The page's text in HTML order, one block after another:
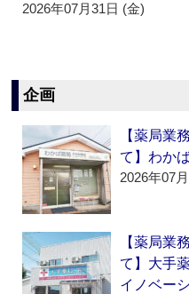
2026年07月31日 (金)
企画
【薬局業
て】わか
2026年07
【薬局業
て】大手
イノベー